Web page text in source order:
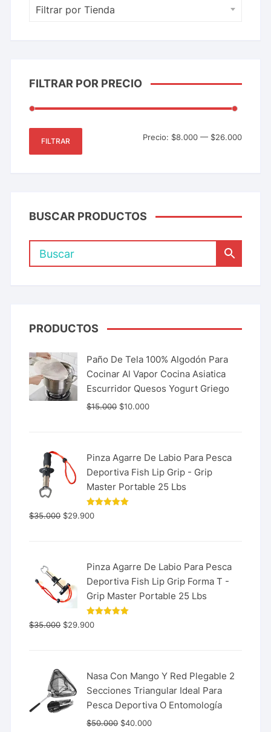
Filtrar por Tienda
FILTRAR POR PRECIO
FILTRAR Precio: $8.000— $26.000
BUSCAR PRODUCTOS
PRODUCTOS
Paño De Tela 100% Algodón Para
Cocinar Al Vapor Cocina Asiatica
Escurridor Quesos Yogurt Griego
$15.000 $10.000
Pinza Agarre De Labio Para Pesca
Deportiva Fish Lip Grip - Grip
Master Portable 25 Lbs
Valorado
con
$35.000 $29.900
Pinza Agarre De Labio Para Pesca
Deportiva Fish Lip Grip Forma T -
Grip Master Portable 25 Lbs
Valorado
con
$35.000 $29.900
Nasa Con Mango Y Red Plegable 2
Secciones Triangular Ideal Para
Pesca Deportiva O Entomología
$50.000 $40.000